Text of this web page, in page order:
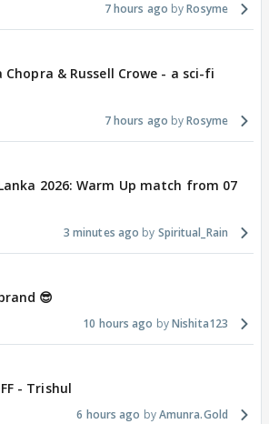
7 hours ago Rosyme
& Russell Crowe - a sci-fi
7 hours ago Rosyme
2026: Warm Up match from 07
3 minutes ago Spiritual_Rain
😎
10 hours ago Nishita123
- Trishul
6 hours ago Amunra.Gold